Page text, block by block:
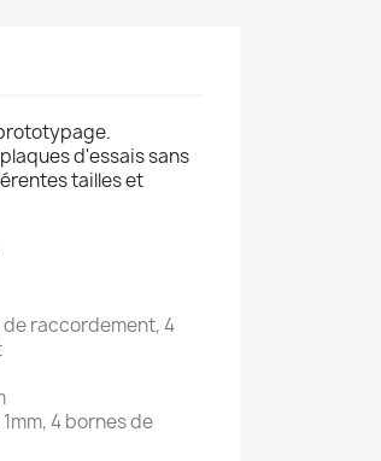
d'essais sans
tailles et
raccordement, 4
4 bornes de